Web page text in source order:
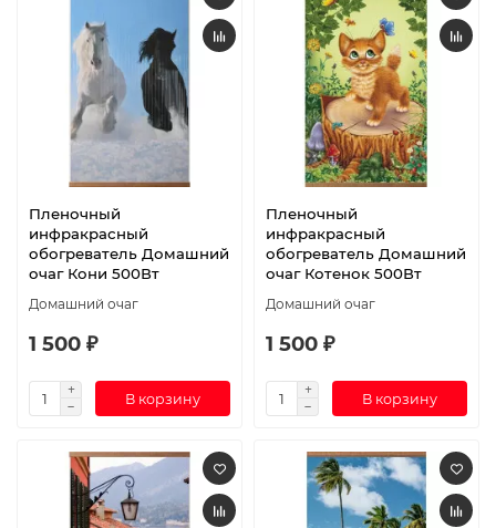
Пленочный
инфракрасный
обогреватель Домашний
очаг Кони 500Вт
Домашний очаг
1 500 ₽
В корзину
Пленочный
инфракрасный
обогреватель Домашний
очаг Котенок 500Вт
Домашний очаг
1 500 ₽
В корзину